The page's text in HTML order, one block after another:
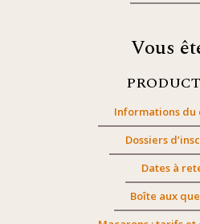
Vous
Informations du
Dossiers
Dates à
Boîte aux